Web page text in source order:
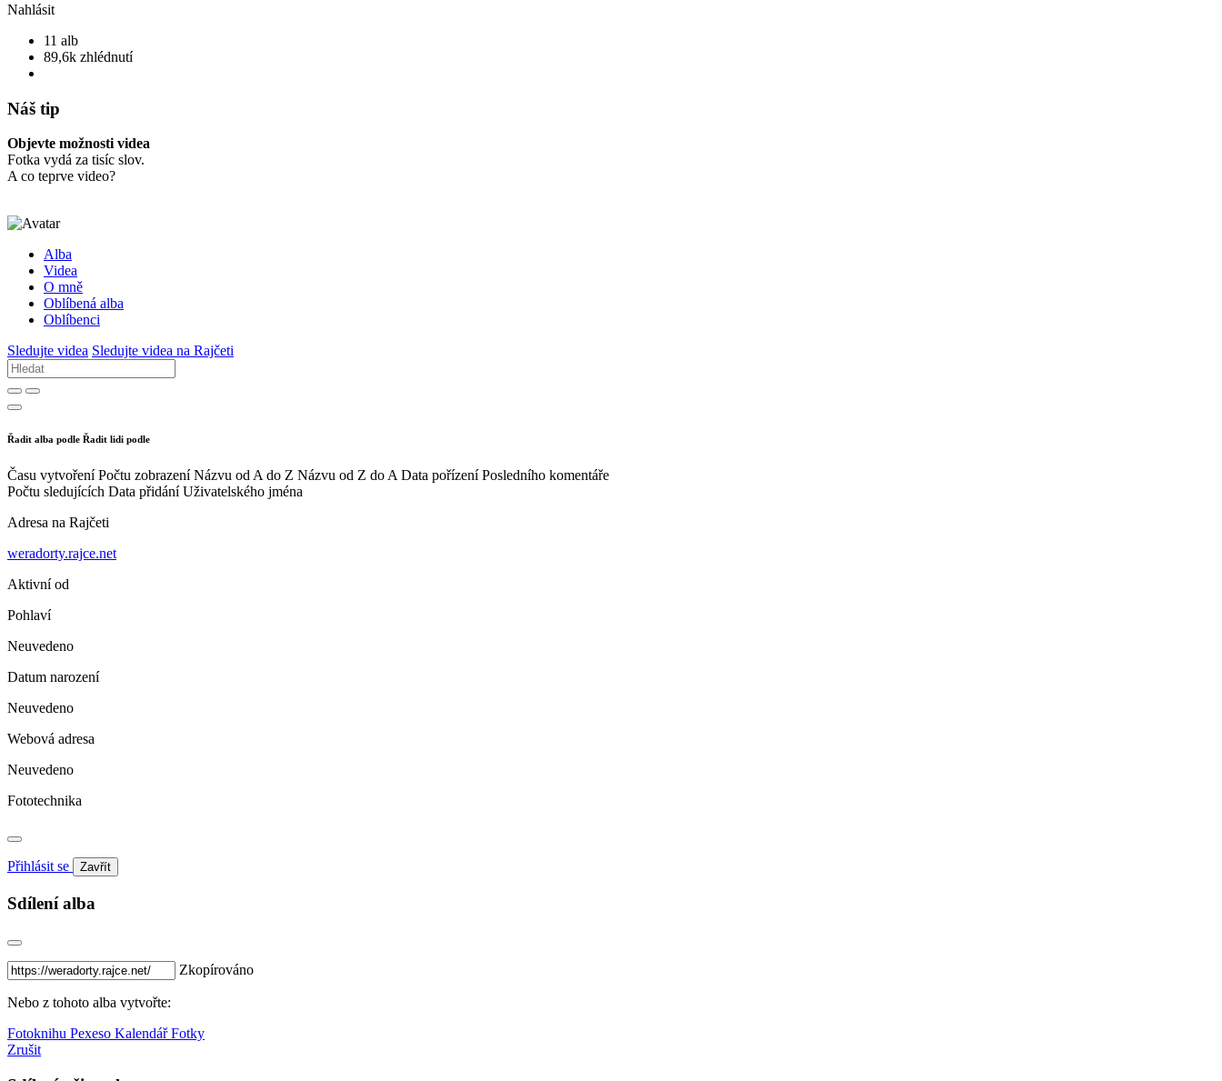
Nahlásit
11 alb
89,6k zhlédnutí
Náš tip
Objevte možnosti videa
Fotka vydá za tisíc slov.
A co teprve video?
Alba
Videa
O mně
Oblíbená alba
Oblíbenci
Sledujte videa Sledujte videa na Rajčeti
Řadit alba podle Řadit lidi podle
Času vytvoření Počtu zobrazení Názvu od A do Z Názvu od Z do A Data pořízení Posledního komentáře
Počtu sledujících Data přidání Uživatelského jména
Adresa na Rajčeti
weradorty.rajce.net
Aktivní od
Pohlaví
Neuvedeno
Datum narození
Neuvedeno
Webová adresa
Neuvedeno
Fototechnika
Přihlásit se Zavřít
Sdílení alba
Zkopírováno
Nebo z tohoto alba vytvořte:
Fotoknihu Pexeso KalendářFotky
Zrušit